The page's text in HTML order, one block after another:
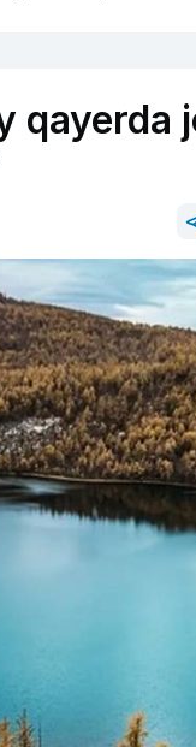
qayerda